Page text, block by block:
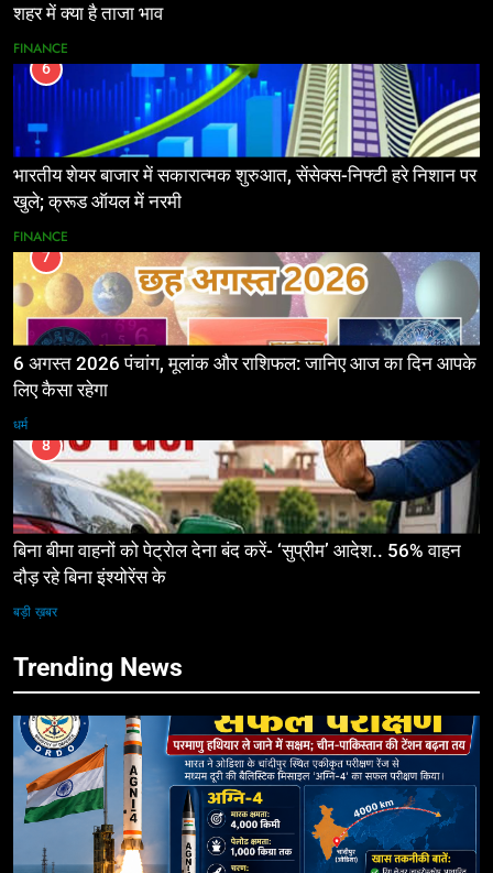
शहर में क्या है ताजा भाव
FINANCE
6
भारतीय शेयर बाजार में सकारात्मक शुरुआत, सेंसेक्स-निफ्टी हरे निशान पर
खुले; क्रूड ऑयल में नरमी
FINANCE
7
6 अगस्त 2026 पंचांग, मूलांक और राशिफल: जानिए आज का दिन आपके
लिए कैसा रहेगा
धर्म
8
बिना बीमा वाहनों को पेट्राेल देना बंद करें- ‘सुप्रीम’ आदेश.. 56% वाहन
दौड़ रहे बिना इंश्योरेंस के
बड़ी ख़बर
Trending News